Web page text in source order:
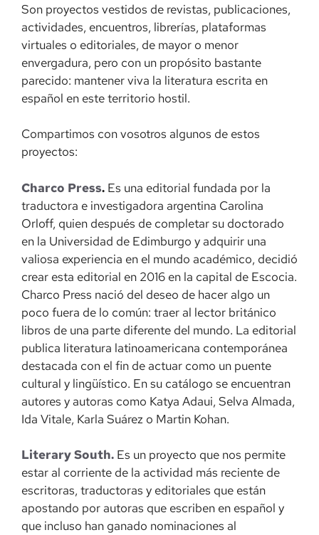
Son proyectos vestidos de revistas, publicaciones,
actividades, encuentros, librerías, plataformas
virtuales o editoriales, de mayor o menor
envergadura, pero con un propósito bastante
parecido: mantener viva la literatura escrita en
español en este territorio hostil.
Compartimos con vosotros algunos de estos
proyectos:
Charco Press. Es una editorial fundada por la
traductora e investigadora argentina Carolina
Orloff, quien después de completar su doctorado
en la Universidad de Edimburgo y adquirir una
valiosa experiencia en el mundo académico, decidió
crear esta editorial en 2016 en la capital de Escocia.
Charco Press nació del deseo de hacer algo un
poco fuera de lo común: traer al lector británico
libros de una parte diferente del mundo. La editorial
publica literatura latinoamericana contemporánea
destacada con el fin de actuar como un puente
cultural y lingüístico. En su catálogo se encuentran
autores y autoras como Katya Adaui, Selva Almada,
Ida Vitale, Karla Suárez o Martin Kohan.
Literary South. Es un proyecto que nos permite
estar al corriente de la actividad más reciente de
escritoras, traductoras y editoriales que están
apostando por autoras que escriben en español y
que incluso han ganado nominaciones al